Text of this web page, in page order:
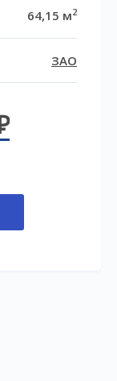
64,15 м2
ЗАО